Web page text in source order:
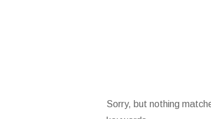
Sorry, but nothing